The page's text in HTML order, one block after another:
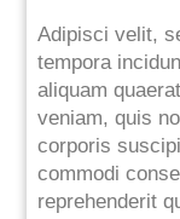
Adipisci velit,
tempora
aliquam
veniam, quis
corporis
commodi
reprehenderit